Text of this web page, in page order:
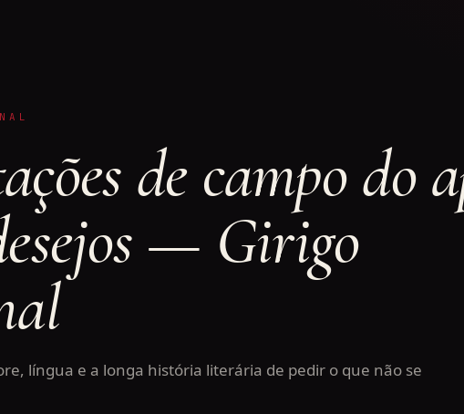
de campo do
— Girigo
língua e a longa história literária de pedir o que não se